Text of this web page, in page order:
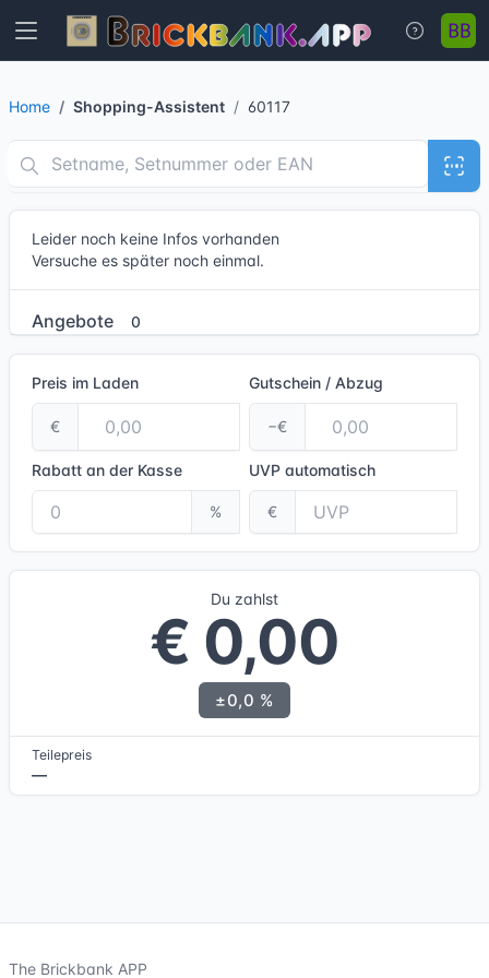
Home Shopping-Assistent 60117
Leider noch keine Infos vorhanden
Versuche es später noch einmal.
Angebote 0
Preis im Laden
€
Gutschein / Abzug
−€
Rabatt an der Kasse
%
UVP automatisch
€
Du zahlst
€ 0,00
±0,0 %
Teilepreis
—
The Brickbank APP